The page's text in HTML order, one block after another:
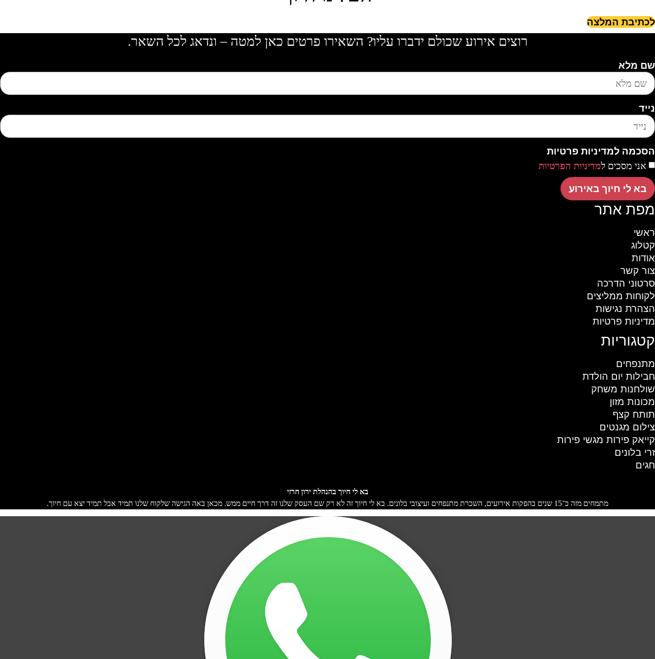
לכתיבת המלצה
רוצים אירוע שכולם ידברו עליו? השאירו פרטים כאן למטה – ונדאג לכל השאר.
שם מלא
נייד
הסכמה למדיניות פרטיות
אני מסכים למדיניות הפרטיות
בא לי חיוך באירוע
מפת אתר
ראשי
קטלוג
אודות
צור קשר
סרטוני הדרכה
לקוחות ממליצים
הצהרת נגישות
מדיניות פרטיות
קטגוריות
מתנפחים
חבילות יום הולדת
שולחנות משחק
מכונות מזון
תותח קצף
צילום מגנטים
קייאק פירות מגשי פירות
זרי בלונים
חגים
בא לי חיוך בהנהלת ירון חרזי
מתמחים מזה כ־15 שנים בהפקות אירועים, השכרת מתנפחים ועיצובי בלונים. בא לי חיוך זה לא רק שם העסק שלנו זה דרך חיים ממש. מכאן באה הגישה שלקוח שלנו תמיד אבל תמיד יצא עם חיוך.